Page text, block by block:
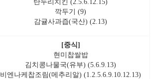
탄두리치킨 (2.5.6.12.15)
깍두기 (9)
감귤사과즙(국산) (2.13)
[중식]
현미찹쌀밥
김치콩나물국(유부) (5.6.9.13)
비엔나케찹조림(메추리알) (1.2.5.6.9.10.12.13)